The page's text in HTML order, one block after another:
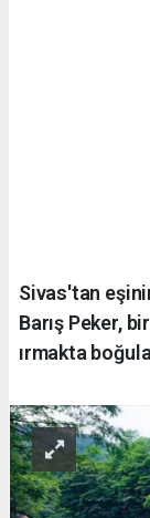
Sivas'tan
Barış Peker,
ırmakta